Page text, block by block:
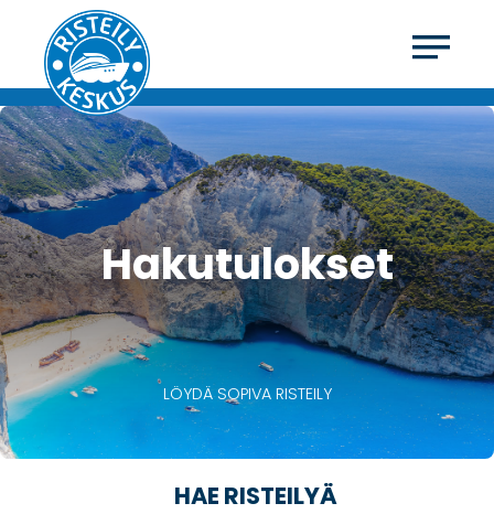
Hakutulokset
LÖYDÄ SOPIVA RISTEILY
HAE RISTEILYÄ